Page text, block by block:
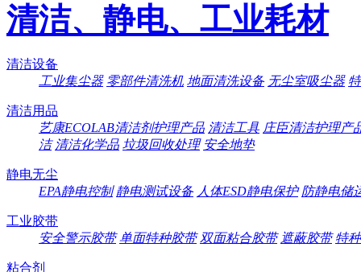
清洁、静电、工业耗材
清洁设备
工业集尘器 零部件清洗机 地面清洗设备 无尘室吸尘器
清洁用品
艺康ECOLAB清洁剂护理产品 清洁工具 庄臣清洁护理产
洁 清洁化学品 垃圾回收处理 安全地垫
静电无尘
EPA静电控制 静电测试设备 人体ESD静电保护 防静电储
工业胶带
安全警示胶带 单面特种胶带 双面粘合胶带 遮蔽胶带 特
粘合剂